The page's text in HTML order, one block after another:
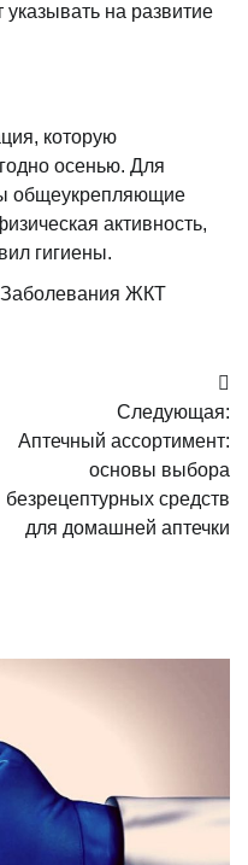
на развитие
которую
осенью. Для
общеукрепляющие
активность,
гигиены.
Заболевания ЖКТ
Следующая:
Аптечный ассортимент:
основы выбора
безрецептурных средств
для домашней аптечки